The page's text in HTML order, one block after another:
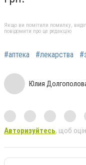
Якщо ви помітили помилку,
повідомити про це редакцію
#аптека #лекарства
Юлия
Авторизуйтесь, щоб